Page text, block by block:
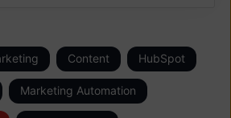
Content HubSpot
Marketing Automation